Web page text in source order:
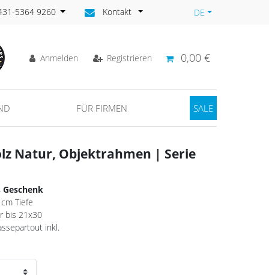
5364 9260 Kontakt DE
Anmelden Registrieren 0,00 €
FÜR FIRMEN SALE
Natur, Objektrahmen | Serie
Tiefe
bis 21x30
inkl.